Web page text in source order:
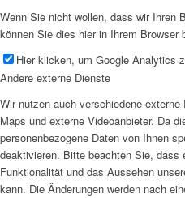
Wenn Sie nicht wollen, dass wir Ihren
können Sie dies hier in Ihrem Browser
Hier klicken, um Google Analytics
Andere externe Dienste
Wir nutzen auch verschiedene
Maps und externe Videoanbieter. Da
personenbezogene Daten von Ihnen
deaktivieren. Bitte beachten Sie, dass
Funktionalität und das Aussehen
kann. Die Änderungen werden nach